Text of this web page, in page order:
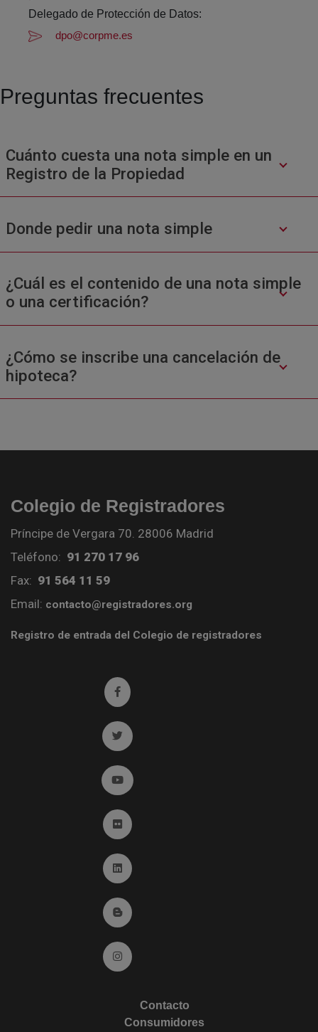
Delegado de Protección de Datos:
dpo@corpme.es
Preguntas frecuentes
Cuánto cuesta una nota simple en un
Registro de la Propiedad
Donde pedir una nota simple
¿Cuál es el contenido de una nota simple
o una certificación?
¿Cómo se inscribe una cancelación de
hipoteca?
Colegio de Registradores
Príncipe de Vergara 70. 28006 Madrid
Teléfono: 91 270 17 96
Fax: 91 564 11 59
Email: contacto@registradores.org
Registro de entrada del Colegio de registradores
Ir a facebook (abre en ventana nueva)
Ir a twitter (abre en ventana nueva)
Ir a YouTube (abre en ventana nueva)
Ir a Flickr (abre en ventana nueva)
Ir a Linkedin (abre en ventana nueva)
Ir al Blog (abre en ventana nueva)
Ir a Instagram (abre en ventana nueva)
Contacto
Consumidores